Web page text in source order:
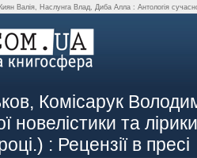
Валія, Наслунга Влад, Диба Алла : Антологія
Комісарук
новелістики та
: Рецензії в пресі